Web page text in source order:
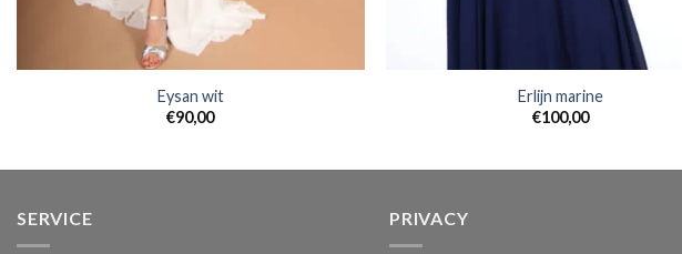
Eysan wit
€90,00
Erlijn marine
€100,00
SERVICE PRIVACY